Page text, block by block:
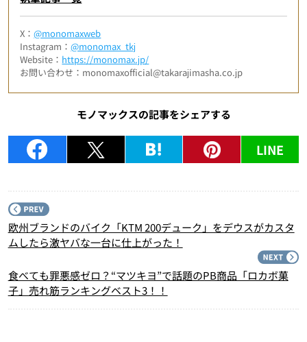
X：@monomaxweb
Instagram：@monomax_tkj
Website： https://monomax.jp/
お問い合わせ：monomaxofficial@takarajimasha.co.jp
モノマックスの記事をシェアする
LINE
欧州ブランドのバイク「KTM 200デューク」をデウスがカスタ
ムしたら激ヤバな一台に仕上がった！
食べても罪悪感ゼロ？“マツキヨ”で話題のPB商品「ロカボ菓
子」売れ筋ランキングベスト3！！